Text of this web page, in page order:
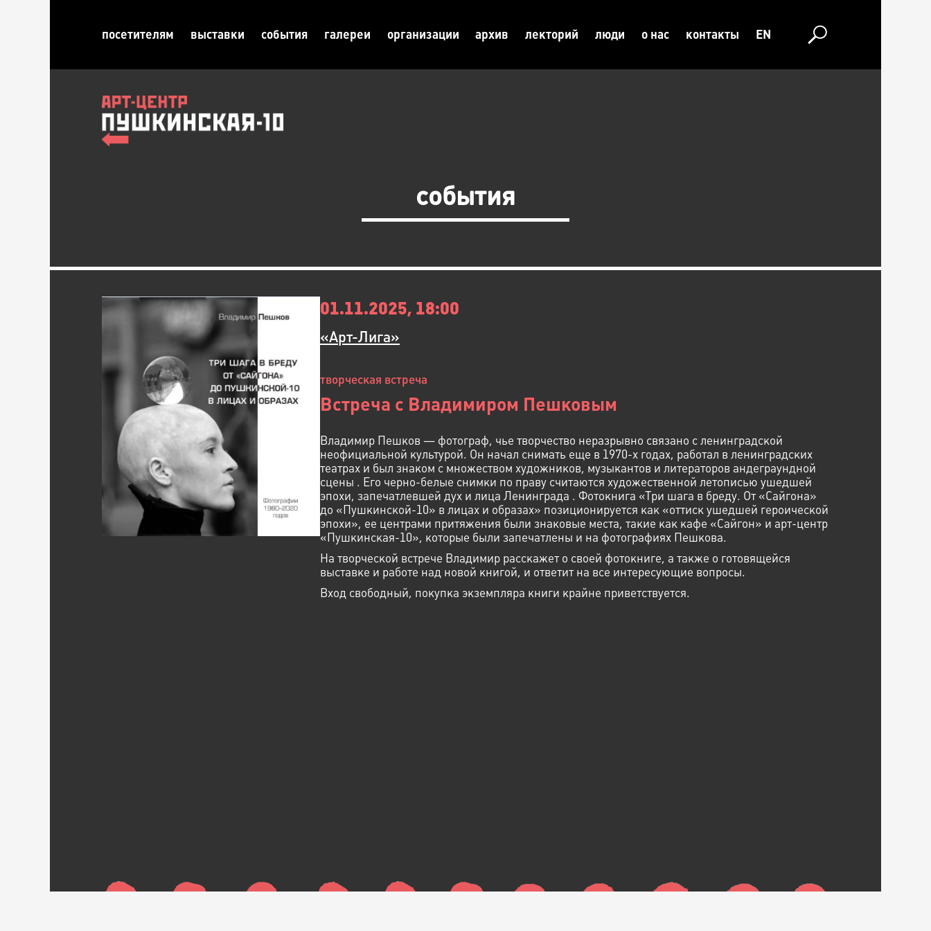
посетителям выставки события галереи организации архив лекторий люди о нас контакты EN
события
01.11.2025, 18:00
«Арт-Лига»
творческая встреча
Встреча с Владимиром Пешковым
Владимир Пешков — фотограф, чье творчество неразрывно связано с ленинградской
неофициальной культурой. Он начал снимать еще в 1970-х годах, работал в ленинградских
театрах и был знаком с множеством художников, музыкантов и литераторов андеграундной
сцены . Его черно-белые снимки по праву считаются художественной летописью ушедшей
эпохи, запечатлевшей дух и лица Ленинграда . Фотокнига «Три шага в бреду. От «Сайгона»
до «Пушкинской-10» в лицах и образах» позиционируется как «оттиск ушедшей героической
эпохи», ее центрами притяжения были знаковые места, такие как кафе «Сайгон» и арт-центр
«Пушкинская-10», которые были запечатлены и на фотографиях Пешкова.
На творческой встрече Владимир расскажет о своей фотокниге, а также о готовящейся
выставке и работе над новой книгой, и ответит на все интересующие вопросы.
Вход свободный, покупка экземпляра книги крайне приветствуется.